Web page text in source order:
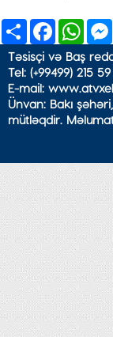
ShareFacebook
Təsisçi və Baş
Tel: (+99499) 215
E-mail:
Ünvan: Bakı
mütləqdir.